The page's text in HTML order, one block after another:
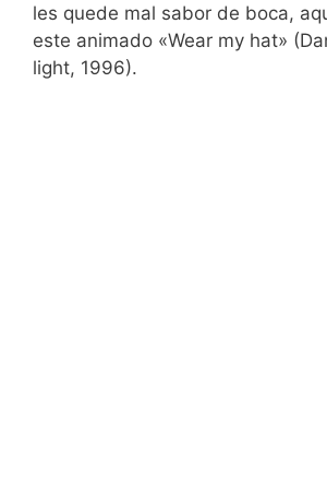
les quede mal sabor de boca,
este animado «Wear my hat»
light, 1996).